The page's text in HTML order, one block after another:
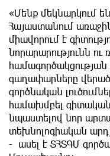
«Մենք մեկնարկում
Հայաստանում
միավորում է
նորարարությունն ու
գաղափարները
գործնական
համախմբել գիտական
նպաստելով նոր
տեխնոլոգիական
- ասել է ՏՀՏԳՄ